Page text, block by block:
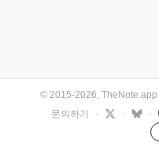
© 2015-2026, TheNote.app
문의하기
· · ·